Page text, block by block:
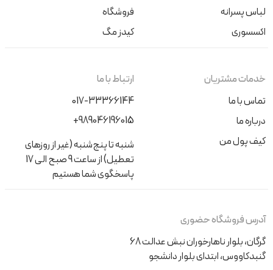
لباس پسرانه
اکسسوری
فروشگاه
کیدز مگ
خدمات مشتریان
تماس با ما
درباره ما
کیف پول من
ارتباط با ما
017-33366144
+989046196015
شنبه تا پنج‌شنبه (غیر از روزهای
تعطیل) از ساعت 9 صبح الی 17
پاسخگوی شما هستیم
آدرس فروشگاه حضوری
گرگان، بلوار ناهارخوران نبش عدالت 68
گنبدکاووس، ابتدای بلوار دانشجو